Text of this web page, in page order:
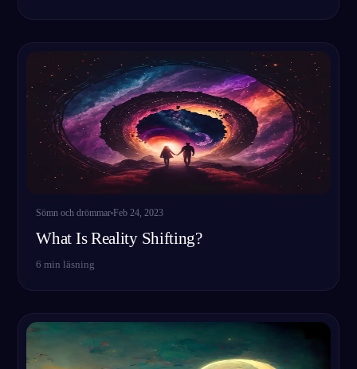
Sömn och drömmar Feb 24, 2023
What Is Reality Shifting?
6 min läsning